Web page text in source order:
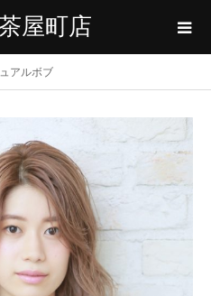
屋町店
アルボブ